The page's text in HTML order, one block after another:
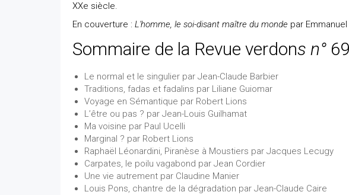
XXe siècle.
En couverture : L'homme, le soi-disant maître du monde par
Sommaire de la Revue verdons n°
Le normal et le singulier par Jean-Claude Barbier
Traditions, fadas et fadalins par Liliane Guiomar
Voyage en Sémantique par Robert Lions
L’être ou pas ? par Jean-Louis Guilhamat
Ma voisine par Paul Ucelli
Marginal ? par Robert Lions
Raphaël Léonardini, Piranèse à Moustiers par Jacques Lecugy
Carpates, le poilu vagabond par Jean Cordier
Une vie autrement par Claudine Manier
Louis Pons, chantre de la dégradation par Jean-Claude Caire